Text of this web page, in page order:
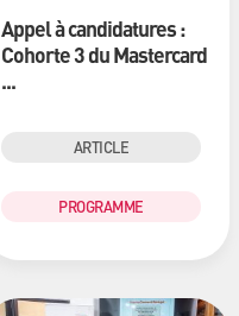
Appel à candidatures :
Cohorte 3 du Mastercard
...
ARTICLE
PROGRAMME